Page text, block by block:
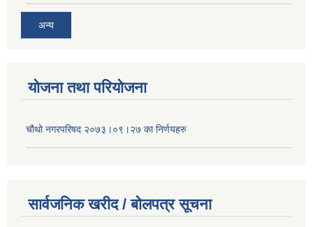
अन्य
योजना तथा परियोजना
चौथो नगरपरिषद २०७३।०९।२७ का निर्णयहरु
सार्वजनिक खरीद / बोलपत्र सूचना